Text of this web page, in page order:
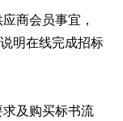
商会员事宜，
明在线完成招标
及购买标书流